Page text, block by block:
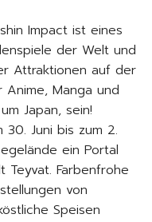
Impact ist eines
der Welt und
Attraktionen auf der
Manga und
Japan, sein!
30. Juni bis zum 2.
ein Portal
Teyvat. Farbenfrohe
von
Speisen